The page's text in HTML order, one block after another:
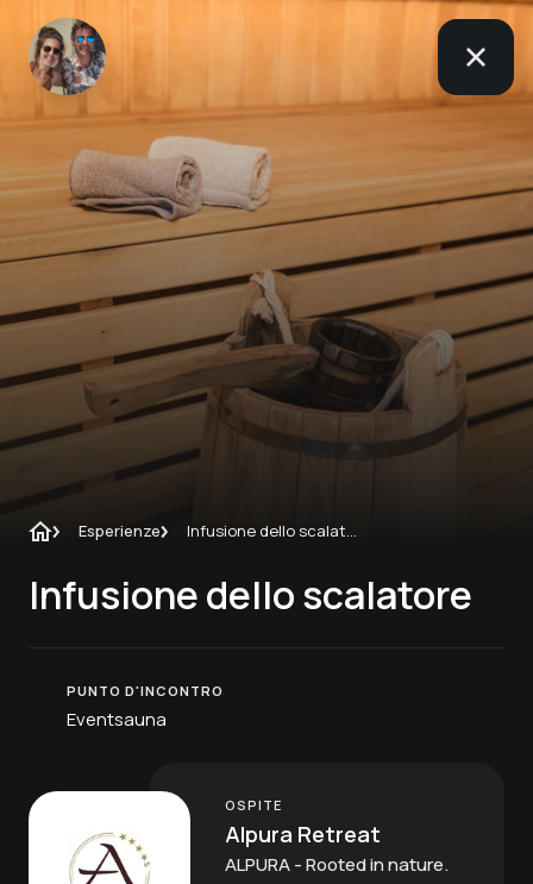
Esperienze Infusione dello scalatore
Infusione dello scalatore
PUNTO D'INCONTRO
Eventsauna
OSPITE
Alpura Retreat
ALPURA - Rooted in nature.